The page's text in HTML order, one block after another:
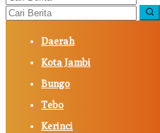
Daerah
Kota Jambi
Bungo
Tebo
Kerinci